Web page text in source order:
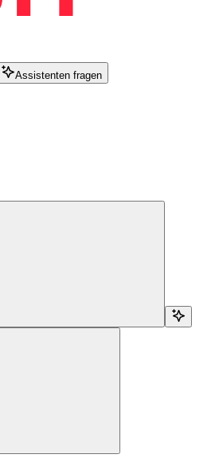
Assistenten fragen